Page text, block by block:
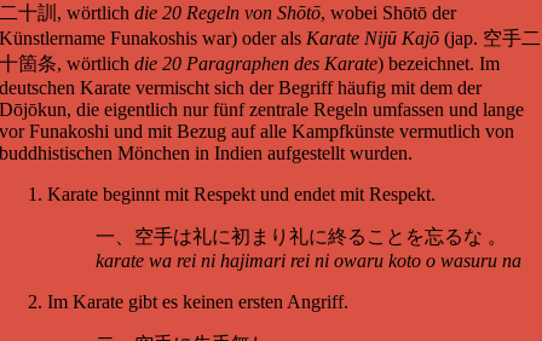
二十訓 , wörtlichdie 20 Regeln von Shōtō, wobei Shōtō der
Künstlername Funakoshis war) oder als Karate Nijū Kajō (jap. 空手二
十箇条, wörtlichdie 20 Paragraphen des Karate) bezeichnet. Im
deutschen Karate vermischt sich der Begriff häufig mit dem der
Dōjōkun, die eigentlich nur fünf zentrale Regeln umfassen und lange
vor Funakoshi und mit Bezug auf alle Kampfkünste vermutlich von
buddhistischen Mönchen in Indien aufgestellt wurden.
Karate beginnt mit Respekt und endet mit Respekt.
一、空手は礼に初まり礼に終ることを忘るな 。
karate wa rei ni hajimari rei ni owaru koto o wasuru na
Im Karate gibt es keinen ersten Angriff.